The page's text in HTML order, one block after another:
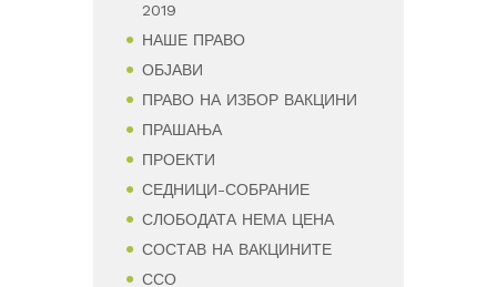
2019
НАШЕ ПРАВО
ОБЈАВИ
ПРАВО НА ИЗБОР ВАКЦИНИ
ПРАШАЊА
ПРОЕКТИ
СЕДНИЦИ-СОБРАНИЕ
СЛОБОДАТА НЕМА ЦЕНА
СОСТАВ НА ВАКЦИНИТЕ
ССО